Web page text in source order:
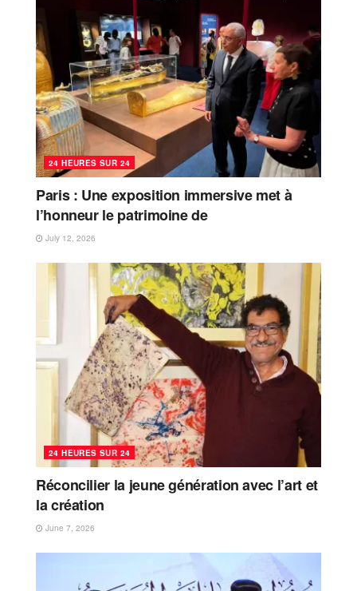
24 HEURES SUR 24
Paris : Une exposition immersive met à
l’honneur le patrimoine de
July 12, 2026
24 HEURES SUR 24
Réconcilier la jeune génération avec l’art et
la création
June 7, 2026